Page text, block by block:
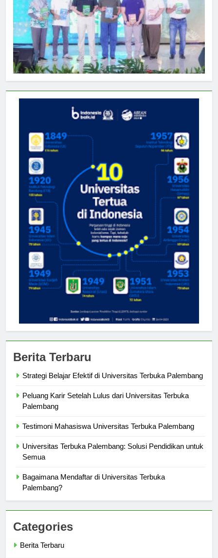
Berita Terbaru
Peluang Karir Setelah Lulus dari Universitas Terbuka
Universitas Terbuka Palembang: Solusi Pendidikan untuk
Bagaimana Mendaftar di Universitas Terbuka
Categories